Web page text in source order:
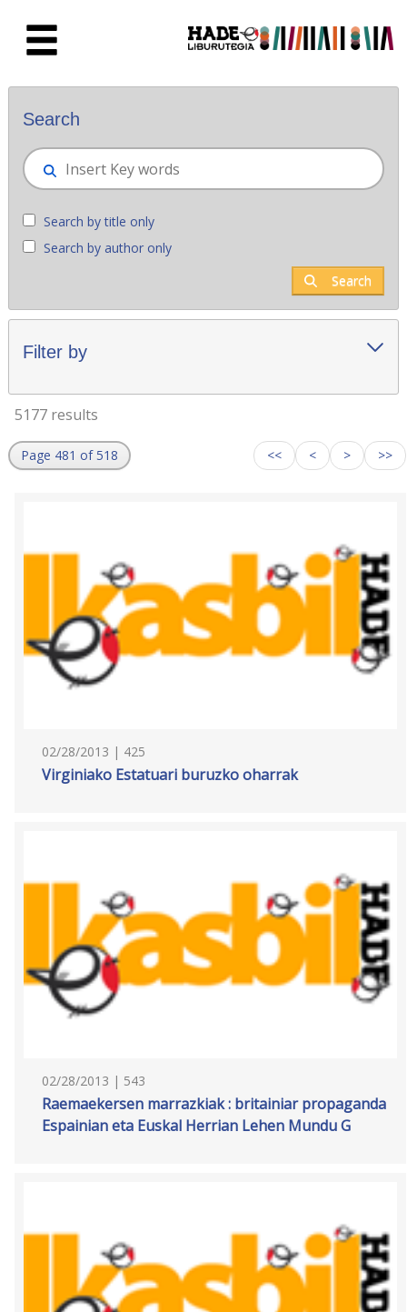
New books - Liburutegia
Search
Search by title only
Search by author only
Search
Filter by
5177 results
Page 481 of 518 << < > >>
02/28/2013 | 425
Virginiako Estatuari buruzko oharrak
02/28/2013 | 543
Raemaekersen marrazkiak : britainiar propaganda
Espainian eta Euskal Herrian Lehen Mundu G